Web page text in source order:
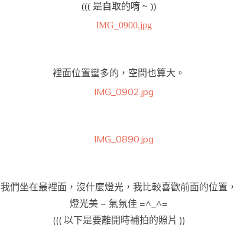
((( 是自取的唷 ~ ))
裡面位置蠻多的，空間也算大。
我們坐在最裡面，沒什麼燈光，我比較喜歡前面的位置，
燈光美 ~ 氣氛佳 =^_^=
((( 以下是要離開時補拍的照片 ))